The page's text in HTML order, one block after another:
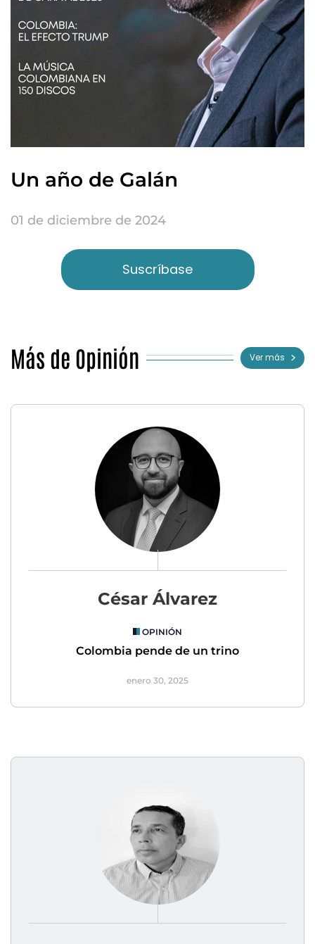
Un año de Galán
01 de diciembre de 2024
Suscríbase
Más de Opinión Ver más
César Álvarez
OPINIÓN
Colombia pende de un trino
enero 30, 2025